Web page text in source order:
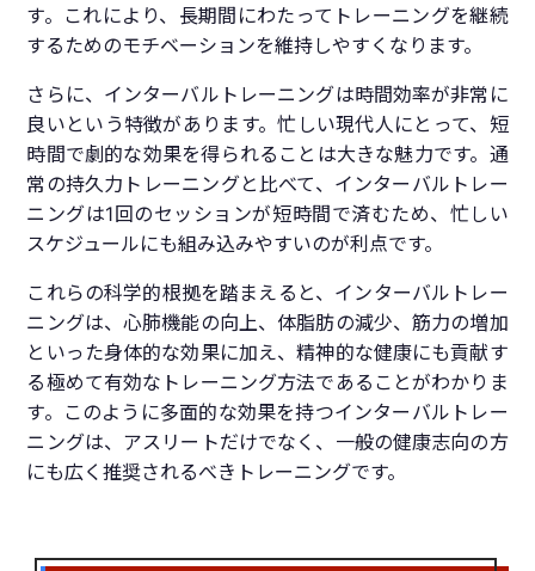
す。これにより、長期間にわたってトレーニングを継続
するためのモチベーションを維持しやすくなります。
さらに、インターバルトレーニングは時間効率が非常に
良いという特徴があります。忙しい現代人にとって、短
時間で劇的な効果を得られることは大きな魅力です。通
常の持久力トレーニングと比べて、インターバルトレー
ニングは1回のセッションが短時間で済むため、忙しい
スケジュールにも組み込みやすいのが利点です。
これらの科学的根拠を踏まえると、インターバルトレー
ニングは、心肺機能の向上、体脂肪の減少、筋力の増加
といった身体的な効果に加え、精神的な健康にも貢献す
る極めて有効なトレーニング方法であることがわかりま
す。このように多面的な効果を持つインターバルトレー
ニングは、アスリートだけでなく、一般の健康志向の方
にも広く推奨されるべきトレーニングです。